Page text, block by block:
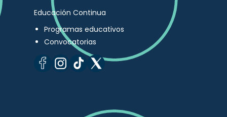
Educación Continua
Programas educativos
Convocatorias